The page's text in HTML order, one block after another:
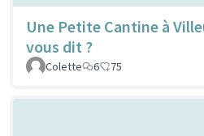
Une Petite Cantine à
vous dit ?
Colette 6 75